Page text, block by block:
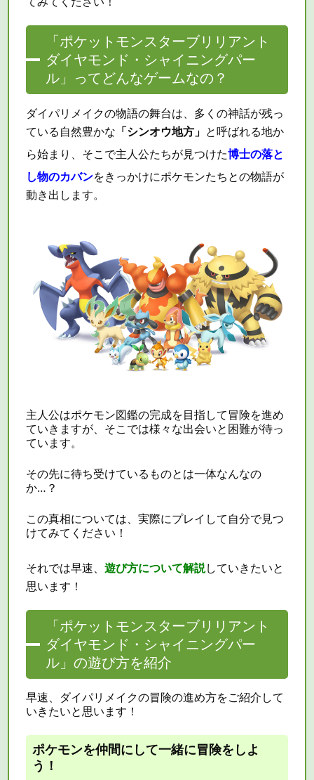
「ポケットモンスターブリリアント
ダイヤモンド・シャイニングパー
ル」ってどんなゲームなの？
ダイパリメイクの物語の舞台は、多くの神話が残っ
ている自然豊かな 「シンオウ地方」 と呼ばれる地か
ら始まり、そこで主人公たちが見つけた博士の落と
し物のカバンをきっかけにポケモンたちとの物語が
動き出します。
主人公はポケモン図鑑の完成を目指して冒険を進め
ていきますが、そこでは様々な出会いと困難が待っ
ています。
その先に待ち受けているものとは一体なんなの
か…？
この真相については、実際にプレイして自分で見つ
けてみてください！
それでは早速、遊び方について解説していきたいと
思います！
「ポケットモンスターブリリアント
ダイヤモンド・シャイニングパー
ル」の遊び方を紹介
早速、ダイパリメイクの冒険の進め方をご紹介して
いきたいと思います！
ポケモンを仲間にして一緒に冒険をしよ
う！